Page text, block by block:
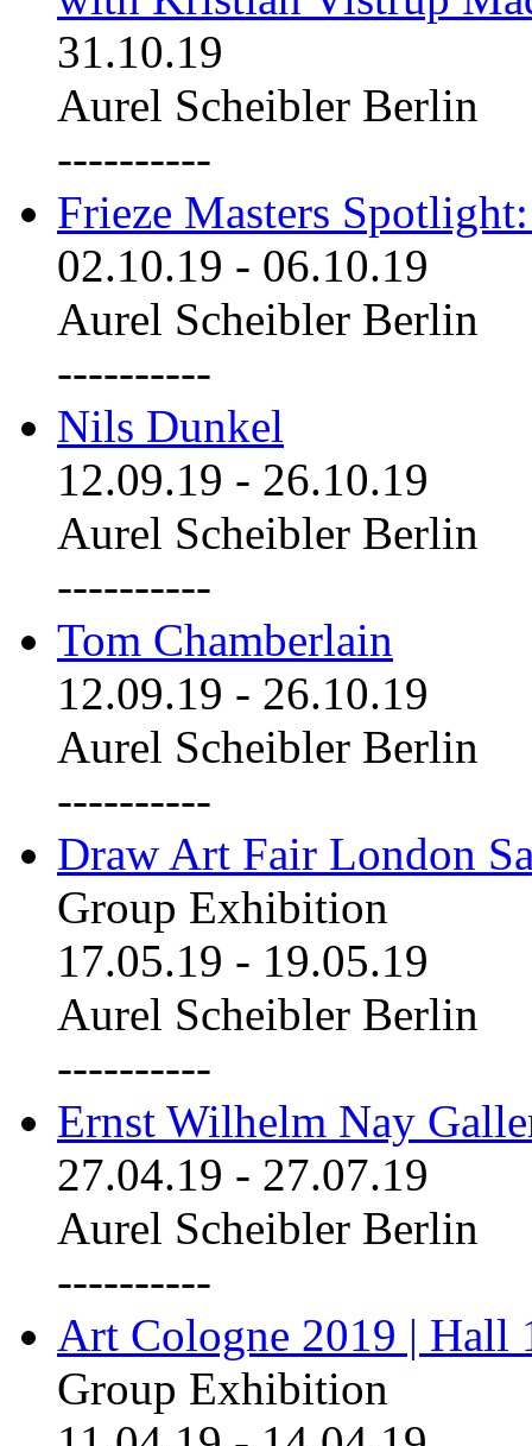
31.10.19
Aurel Scheibler Berlin
----------
Frieze Masters
02.10.19 - 06.10.19
Aurel Scheibler Berlin
----------
Nils Dunkel
12.09.19 - 26.10.19
Aurel Scheibler Berlin
----------
Tom Chamberlain
12.09.19 - 26.10.19
Aurel Scheibler Berlin
----------
Draw Art Fair London
Group Exhibition
17.05.19 - 19.05.19
Aurel Scheibler Berlin
----------
Ernst Wilhelm Nay
27.04.19 - 27.07.19
Aurel Scheibler Berlin
----------
Art Cologne 2019 | Hall
Group Exhibition